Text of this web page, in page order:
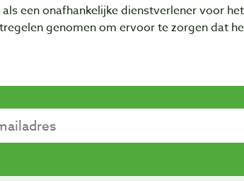
een onafhankelijke dienstverlener voor
genomen om ervoor te zorgen dat